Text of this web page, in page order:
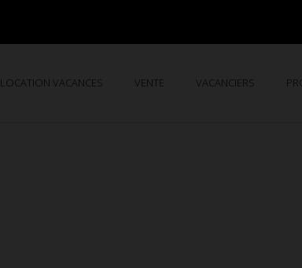
LOCATION VACANCES VENTE VACANCIERS